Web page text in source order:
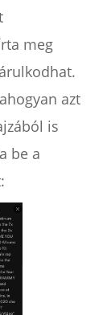
meg
azt
is
be a